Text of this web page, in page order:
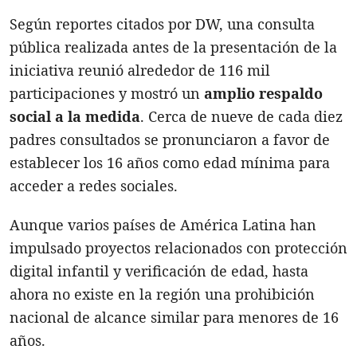
Según reportes citados por DW, una consulta
pública realizada antes de la presentación de la
iniciativa reunió alrededor de 116 mil
participaciones y mostró un amplio respaldo
social a la medida. Cerca de nueve de cada diez
padres consultados se pronunciaron a favor de
establecer los 16 años como edad mínima para
acceder a redes sociales.
Aunque varios países de América Latina han
impulsado proyectos relacionados con protección
digital infantil y verificación de edad, hasta
ahora no existe en la región una prohibición
nacional de alcance similar para menores de 16
años.